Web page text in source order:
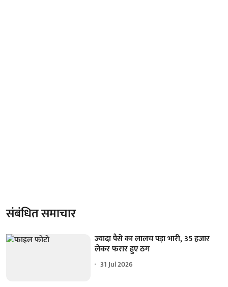
संबंधित समाचार
ज्यादा पैसे का लालच पड़ा भारी, 35 हजार
लेकर फरार हुए ठग
31 Jul 2026